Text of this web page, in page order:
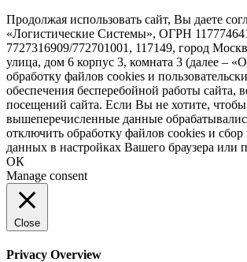
Продолжая использовать сайт, Вы даете
«Логистические Системы», ОГРН
7727316909/772701001, 117149, город
улица, дом 6 корпус 3, комната 3 (далее –
обработку файлов cookies и
обеспечения бесперебойной работы сайта,
посещений сайта. Если Вы не хотите,
вышеперечисленные данные
отключить обработку файлов cookies и сбор
данных в настройках Вашего браузера или
ОК
Manage consent
Close
Privacy Overview